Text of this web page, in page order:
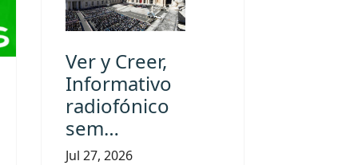
Ver y Creer,
Informativo
radiofónico
sem…
Jul 27, 2026